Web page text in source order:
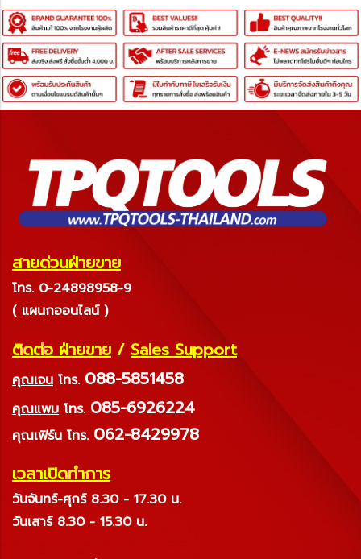
สายด่วนฝ่ายขาย
โทร. 0-24898958-9
( แผนกออนไลน์ )
ติดต่อ ฝ่ายขาย / Sales Support
คุณเจน โทร. 088-5851458
คุณแพม โทร. 085-6926224
คุณเฟิร์น โทร. 062-8429978
เวลาเปิดทำการ
วันจันทร์-ศุกร์ 8.30 - 17.30 น.
วันเสาร์ 8.30 - 15.30 น.